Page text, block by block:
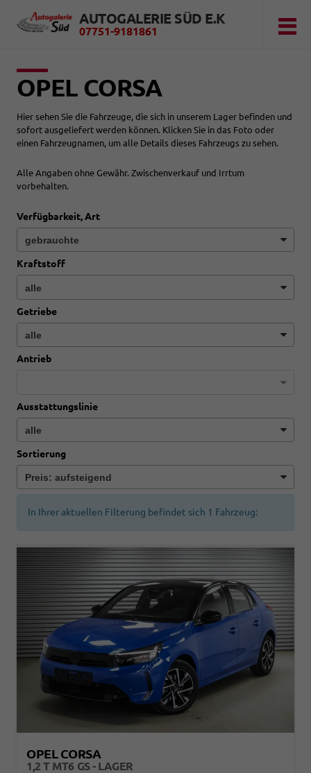
AUTOGALERIE SÜD E.K
07751-9181861
OPEL CORSA
Hier sehen Sie die Fahrzeuge, die sich in unserem Lager befinden und
sofort ausgeliefert werden können. Klicken Sie in das Foto oder
einen Fahrzeugnamen, um alle Details dieses Fahrzeugs zu sehen.
Alle Angaben ohne Gewähr. Zwischenverkauf und Irrtum
vorbehalten.
Verfügbarkeit, Art
Kraftstoff
Getriebe
Antrieb
Ausstattungslinie
Sortierung
In Ihrer aktuellen Filterung befindet sich 1 Fahrzeug:
OPEL CORSA
1,2 T MT6 GS - LAGER